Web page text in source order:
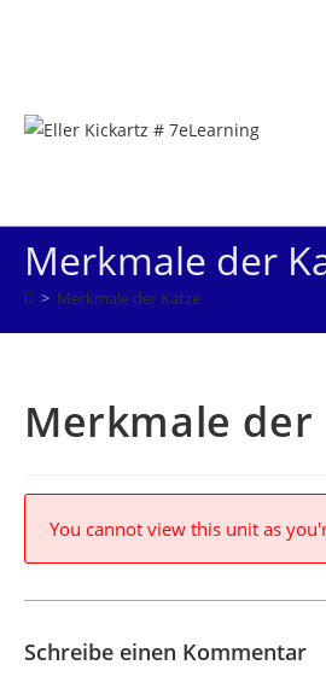
Merkmale der
> Merkmale der Katze
Merkmale der
You cannot view this unit as
Schreibe einen Kommentar